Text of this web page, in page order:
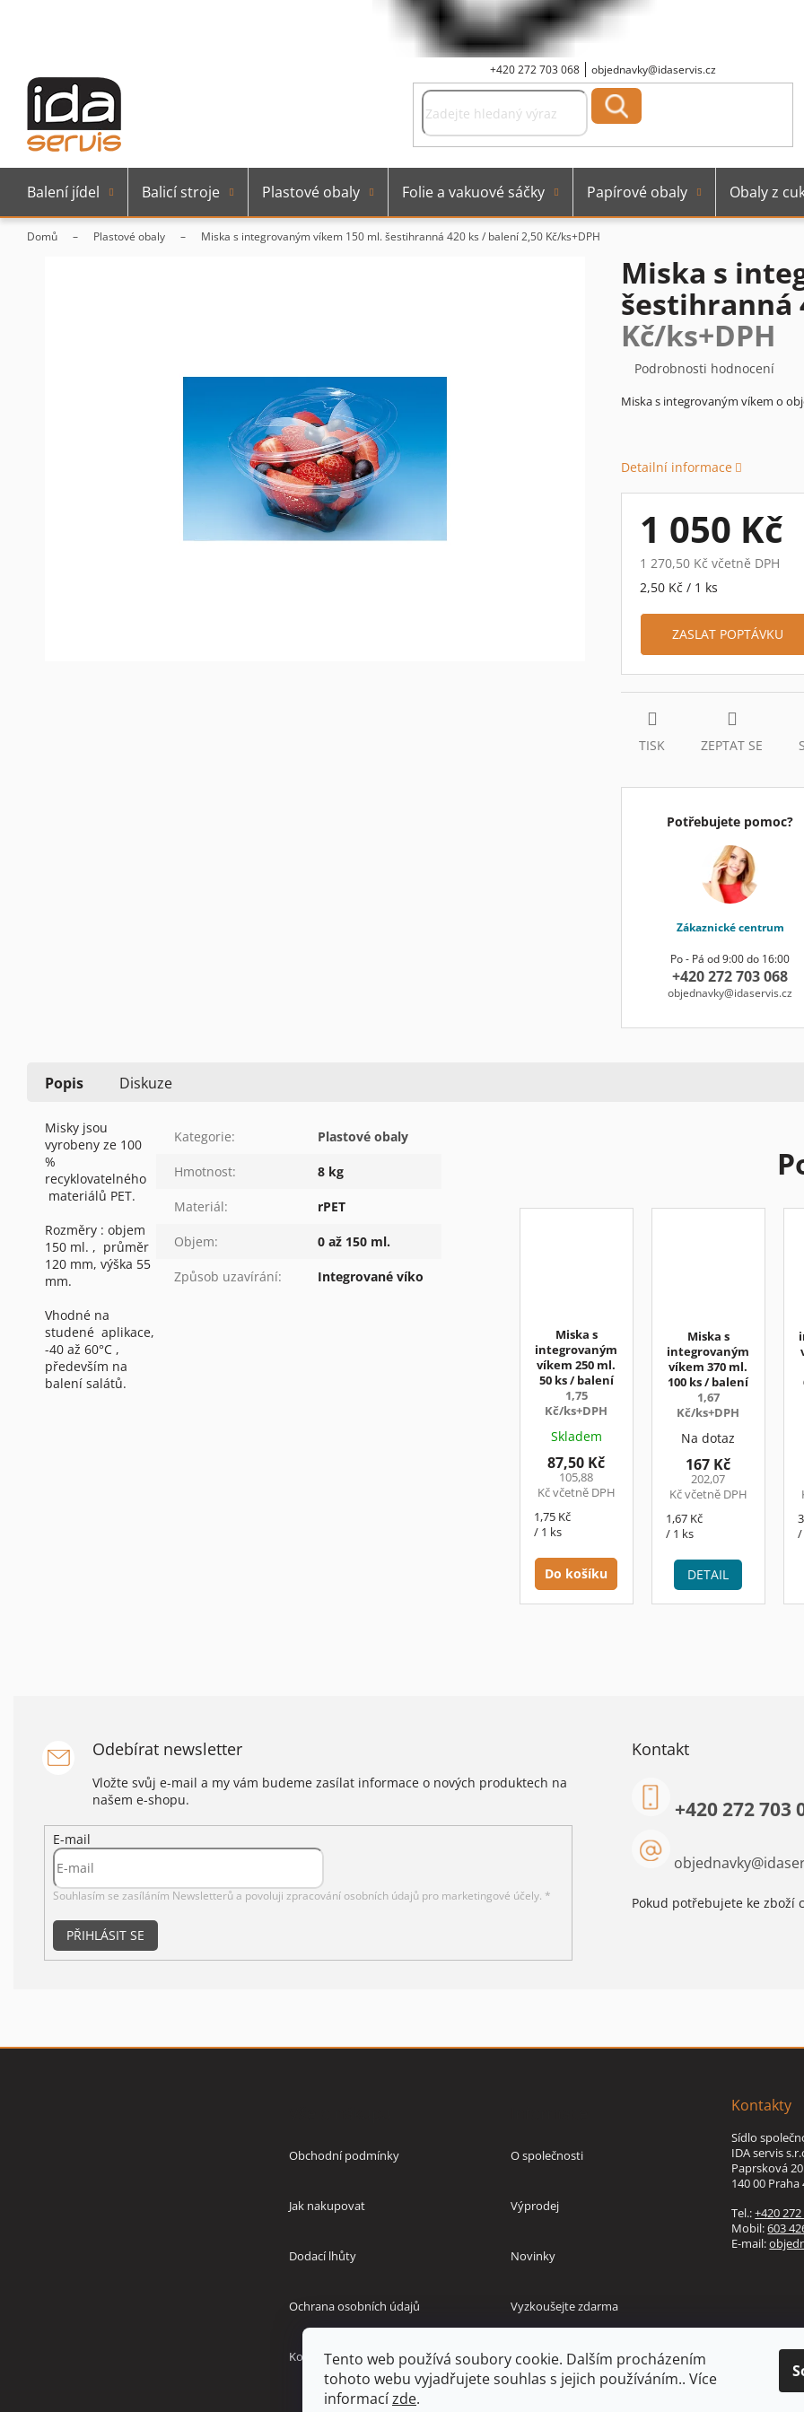
Tento web používá soubory cookie. Dalším procházením
tohoto webu vyjadřujete souhlas s jejich používáním.. Více
informacízde.
+420 272 703 068 objednavky@idaservis.cz
Balení jídel Balicí stroje Plastové obaly Folie a vakuové sáčky Papírové obaly Obaly z
Domů Plastové obaly Miska s integrovaným víkem 150 ml. šestihranná 420 ks / balení2,50 Kč/ks+DPH
Miska s
šestihranná
Kč/ks+DPH
Průměrné
produktu
5
Podrobnosti hodnocení
Miska s integrovaným víkem o
Detailní informace
1 050 Kč
1 270,50 Kč včetně DPH
Měrná
2,50 Kč / 1 ks
ZASLAT POPTÁVKU
TISK ZEPTAT SE
Potřebujete pomoc?
Zákaznické centrum
Po - Pá od 9:00 do 16:00
+420 272 703 068
objednavky@idaservis.cz
Popis Diskuze
Misky jsou
vyrobeny ze 100
%
recyklovatelného
materiálů PET.
Rozměry : objem
150 ml. , průměr
120 mm, výška 55
mm.
Vhodné na
studené aplikace,
-40 až 60°C ,
především na
balení salátů.
Kategorie: Plastové obaly
Hmotnost: 8 kg
Materiál: rPET
Objem: 0 až 150 ml.
Způsob uzavírání: Integrované víko
Miska s
integrovaným
víkem 250 ml.
50 ks / balení
1,75
Kč/ks+DPH
Skladem
105,88
Kč včetně DPH
87,50 Kč
Měrná
cena:
1,75 Kč
/ 1 ks
Do košíku
Miska s
integrovaným
víkem 370 ml.
100 ks / balení
1,67
Kč/ks+DPH
Na dotaz
202,07
Kč včetně DPH
167 Kč
Měrná
cena:
1,67 Kč
/ 1 ks
DETAIL
/
Odebírat newsletter
Vložte svůj e-mail a my vám budeme zasílat informace o nových produktech na
našem e-shopu.
E-mail
Souhlasím se zasíláním Newsletterů a povoluji zpracování osobních údajů pro marketingové účely. *
PŘIHLÁSIT SE
Kontakt
objednavky@
+420 272 703
Pokud potřebujete ke zboží
Obchodní podmínky
Jak nakupovat
Dodací lhůty
Ochrana osobních údajů
Kontakty
O společnosti
Výprodej
Novinky
Vyzkoušejte zdarma
Kontakty
Sídlo
IDA servis
Paprsková 20
140 00 Praha
Tel.:+420
Mobil:603
E-mail: